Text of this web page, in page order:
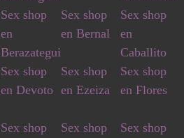
Sex shop
en
Berazategui
Sex shop
en Bernal
Sex shop
en
Caballito
Sex shop
en Devoto
Sex shop
en Ezeiza
Sex shop
en Flores
Sex shop
Sex shop
Sex shop